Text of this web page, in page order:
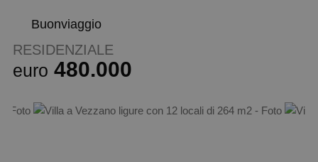
Buonviaggio
RESIDENZIALE
euro 480.000